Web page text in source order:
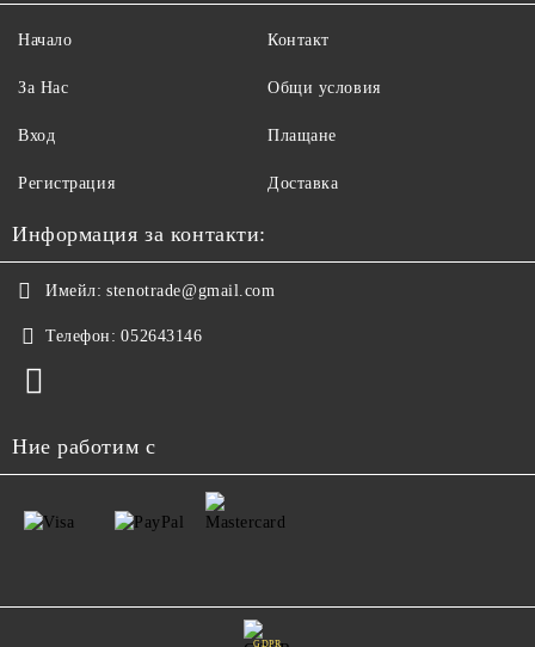
Начало
За Нас
Вход
Регистрация
Контакт
Общи условия
Плащане
Доставка
Информация за контакти:
Имейл: stenotrade@gmail.com
Телефон: 052643146
Ние работим с
GDPR